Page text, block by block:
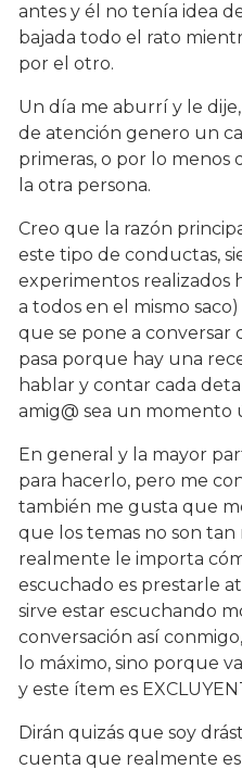
antes y él no tenía idea
bajada todo el rato
por el otro.
Un día me aburrí y le
de atención genero un
primeras, o por lo
la otra persona.
Creo que la razón
este tipo de conductas,
experimentos realizados
a todos en el mismo
que se pone a conversar
pasa porque hay una
hablar y contar cada
amig@ sea un momento
En general y la mayor
para hacerlo, pero me
también me gusta que
que los temas no son
realmente le importa
escuchado es prestarle
sirve estar escuchando
conversación así
lo máximo, sino porque
y este ítem es
Dirán quizás que soy
cuenta que realmente